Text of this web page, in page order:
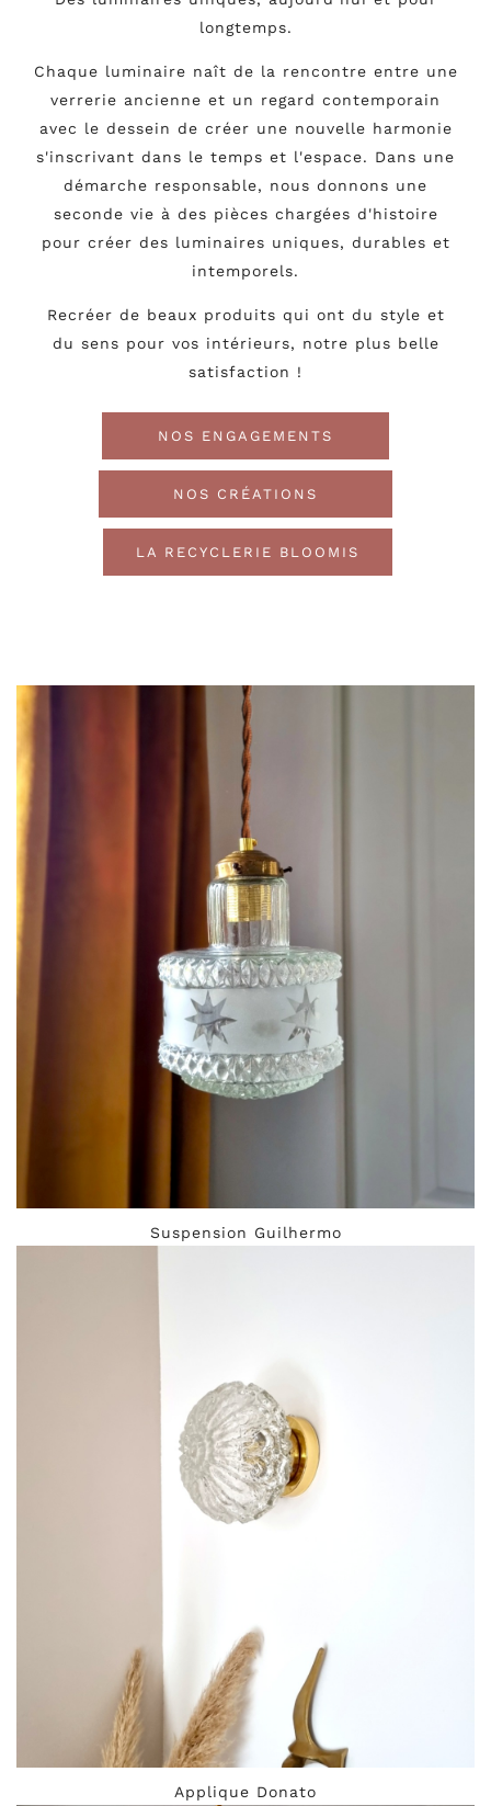
longtemps.
Chaque luminaire naît de la rencontre entre une
verrerie ancienne et un regard contemporain
avec le dessein de créer une nouvelle harmonie
s'inscrivant dans le temps et l'espace. Dans une
démarche responsable, nous donnons une
seconde vie à des pièces chargées d'histoire
pour créer des luminaires uniques, durables et
intemporels.
Recréer de beaux produits qui ont du style et
du sens pour vos intérieurs, notre plus belle
satisfaction !
NOS ENGAGEMENTS
NOS CRÉATIONS
LA RECYCLERIE BLOOMIS
Suspension Guilhermo
Applique Donato